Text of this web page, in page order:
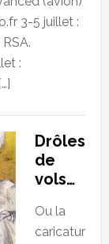
3-5 juillet :
:
Drôles
de
vols…
Ou la
caricatur